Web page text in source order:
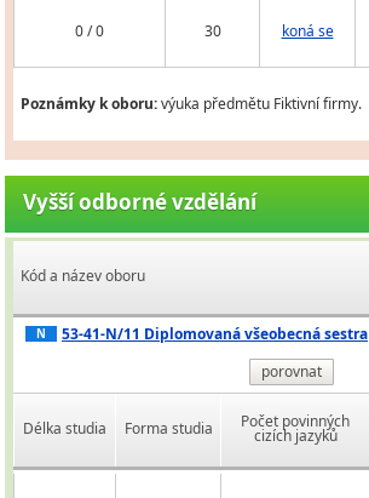
0 / 0 30 koná se
Poznámky k oboru:výuka předmětu Fiktivní firmy.
Vyšší odborné vzdělání
Kód a název oboru
N
53-41-N/11 Diplomovaná všeobecná sestra
porovnat
Délka studia Forma studia Počet povinných
cizích jazyků